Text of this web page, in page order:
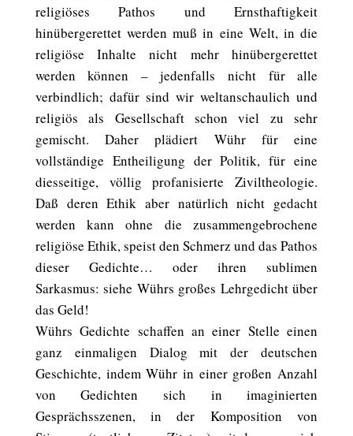
religiöses Pathos und Ernsthaftigkeit
hinübergerettet werden muß in eine Welt, in die
religiöse Inhalte nicht mehr hinübergerettet
werden können – jedenfalls nicht für alle
verbindlich; dafür sind wir weltanschaulich und
religiös als Gesellschaft schon viel zu sehr
gemischt. Daher plädiert Wühr für eine
vollständige Entheiligung der Politik, für eine
diesseitige, völlig profanisierte Ziviltheologie.
Daß deren Ethik aber natürlich nicht gedacht
werden kann ohne die zusammengebrochene
religiöse Ethik, speist den Schmerz und das Pathos
dieser Gedichte… oder ihren sublimen
Sarkasmus: siehe Wührs großes Lehrgedicht über
das Geld!
Wührs Gedichte schaffen an einer Stelle einen
ganz einmaligen Dialog mit der deutschen
Geschichte, indem Wühr in einer großen Anzahl
von Gedichten sich in imaginierten
Gesprächsszenen, in der Komposition von